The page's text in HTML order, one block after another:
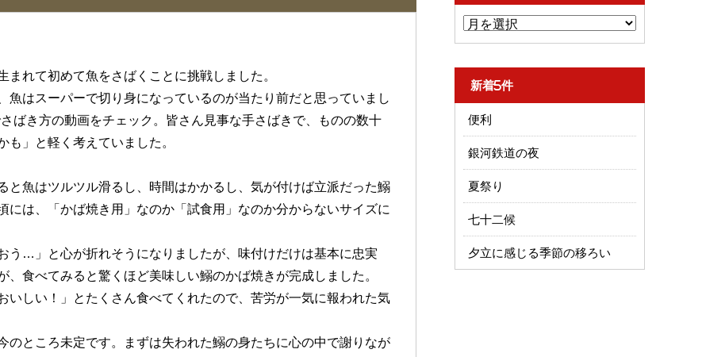
れて初めて魚をさばくことに挑戦しました。
はスーパーで切り身になっているのが当たり前だと思っていまし
き方の動画をチェック。皆さん見事な手さばきで、ものの数十
」と軽く考えていました。
と魚はツルツル滑るし、時間はかかるし、気が付けば立派だった鰯
は、「かば焼き用」なのか「試食用」なのか分からないサイズに
う…」と心が折れそうになりましたが、味付けだけは基本に忠実
食べてみると驚くほど美味しい鰯のかば焼きが完成しました。
いしい！」とたくさん食べてくれたので、苦労が一気に報われた気
ところ未定です。まずは失われた鰯の身たちに心の中で謝りなが
新着5件
便利
銀河鉄道の夜
夏祭り
七十二候
夕立に感じる季節の移ろい